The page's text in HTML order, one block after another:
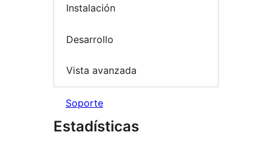
Instalación
Desarrollo
Vista avanzada
Soporte
Estadísticas